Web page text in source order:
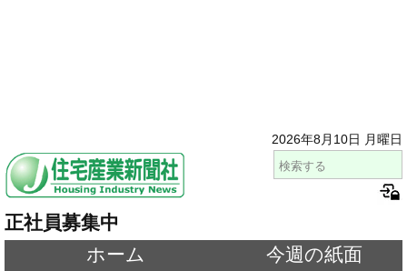
2026年8月10日 月曜日
正社員募集中
ホーム
今週の紙面